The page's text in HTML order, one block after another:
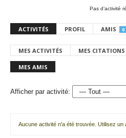
Pas d’activité
ACTIVITÉS PROFIL AMIS 0
MES ACTIVITÉS MES CITATIONS
MES AMIS
Afficher par activité:
Aucune activité n'a été trouvée. Utilisez un